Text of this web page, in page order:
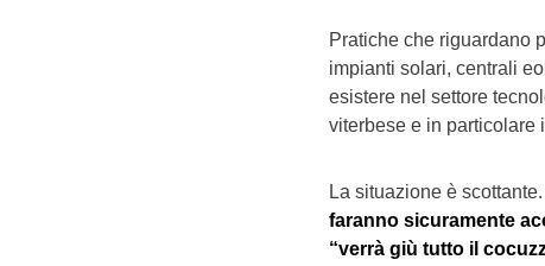
Pratiche che riguardano
impianti solari, centrali
esistere nel settore
viterbese e in particolare
La situazione è scottante.
faranno sicuramente
“verrà giù tutto il